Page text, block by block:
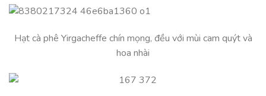
Hạt cà phê Yirgacheffe chín mọng, đều với mùi cam quýt và
hoa nhài